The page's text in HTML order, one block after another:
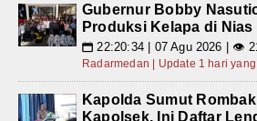
Gubernur Bobby
Produksi Kelapa di Nias
📅 22:20:34 | 07 Agu 2026 | 👁
Radarmedan | Update 1 hari
Kapolda Sumut
Kapolsek, Ini Daftar